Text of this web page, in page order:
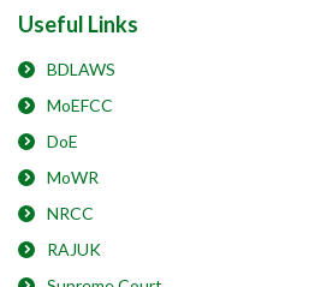
Useful Links
BDLAWS
MoEFCC
DoE
MoWR
NRCC
RAJUK